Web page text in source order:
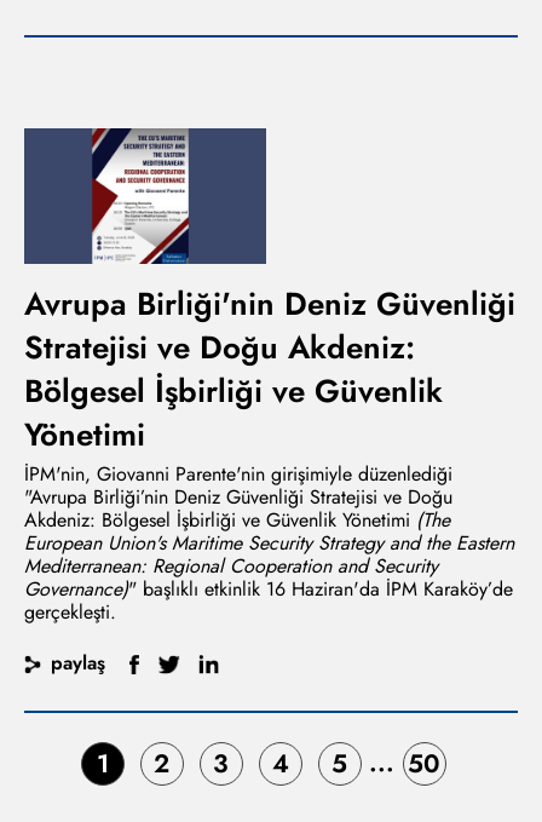
Avrupa Birliği'nin Deniz Güvenliği
Stratejisi ve Doğu Akdeniz:
Bölgesel İşbirliği ve Güvenlik
Yönetimi
İPM'nin, Giovanni Parente'nin girişimiyle düzenlediği
"Avrupa Birliği’nin Deniz Güvenliği Stratejisi ve Doğu
Akdeniz: Bölgesel İşbirliği ve Güvenlik Yönetimi (The
European Union's Maritime Security Strategy and the Eastern
Mediterranean: Regional Cooperation and Security
Governance)" başlıklı etkinlik 16 Haziran'da İPM Karaköy’de
gerçekleşti.
paylaş
1 2 3 4 5 ... 50